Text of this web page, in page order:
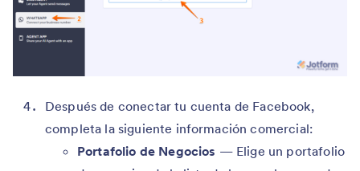
Después de conectar tu cuenta de Facebook,
completa la siguiente información comercial:
Portafolio de Negocios — Elige un portafolio